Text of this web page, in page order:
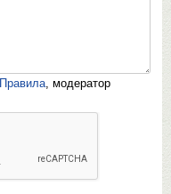
Правила, модератор